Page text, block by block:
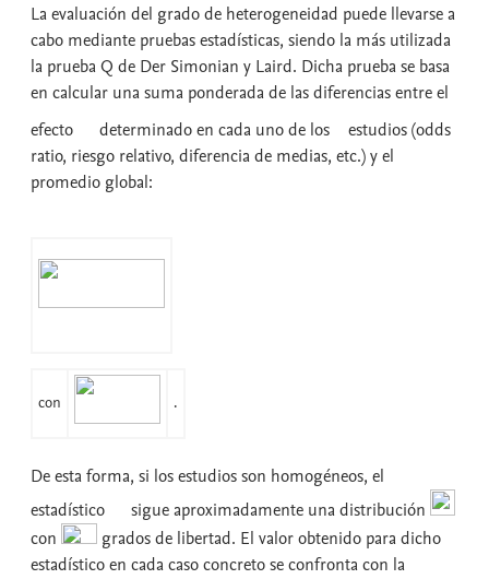
La evaluación del grado de heterogeneidad puede llevarse a
cabo mediante pruebas estadísticas, siendo la más utilizada
la prueba Q de Der Simonian y Laird. Dicha prueba se basa
en calcular una suma ponderada de las diferencias entre el
efecto
determinado en cada uno de los
estudios (odds
ratio, riesgo relativo, diferencia de medias, etc.) y el
promedio global:
con .
De esta forma, si los estudios son homogéneos, el
estadístico
sigue aproximadamente una distribución
con
grados de libertad. El valor obtenido para dicho
estadístico en cada caso concreto se confronta con la